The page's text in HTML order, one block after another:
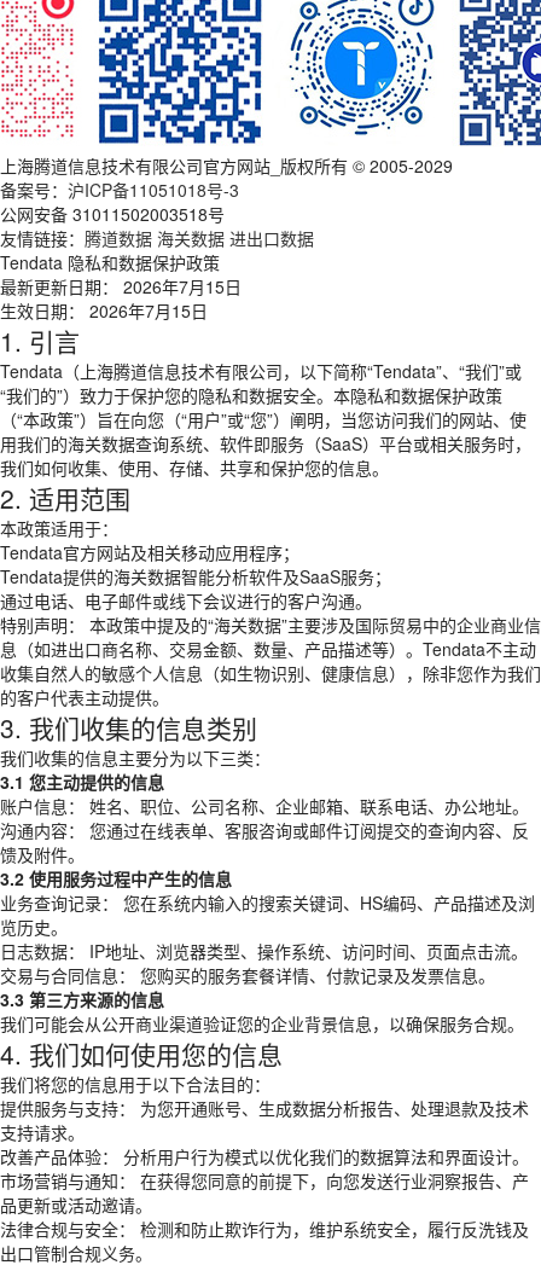
上海腾道信息技术有限公司官方网站_版权所有 © 2005-2029
备案号： 沪ICP备11051018号-3
公网安备 31011502003518号
友情链接： 腾道数据 海关数据 进出口数据
Tendata 隐私和数据保护政策
最新更新日期： 2026年7月15日
生效日期： 2026年7月15日
1. 引言
Tendata（上海腾道信息技术有限公司，以下简称“Tendata”、“我们”或
“我们的”）致力于保护您的隐私和数据安全。本隐私和数据保护政策
（“本政策”）旨在向您（“用户”或“您”）阐明，当您访问我们的网站、使
用我们的海关数据查询系统、软件即服务（SaaS）平台或相关服务时，
我们如何收集、使用、存储、共享和保护您的信息。
2. 适用范围
本政策适用于：
Tendata官方网站及相关移动应用程序；
Tendata提供的海关数据智能分析软件及SaaS服务；
通过电话、电子邮件或线下会议进行的客户沟通。
特别声明： 本政策中提及的“海关数据”主要涉及国际贸易中的企业商业信
息（如进出口商名称、交易金额、数量、产品描述等）。Tendata不主动
收集自然人的敏感个人信息（如生物识别、健康信息），除非您作为我们
的客户代表主动提供。
3. 我们收集的信息类别
我们收集的信息主要分为以下三类：
3.1 您主动提供的信息
账户信息： 姓名、职位、公司名称、企业邮箱、联系电话、办公地址。
沟通内容： 您通过在线表单、客服咨询或邮件订阅提交的查询内容、反
馈及附件。
3.2 使用服务过程中产生的信息
业务查询记录： 您在系统内输入的搜索关键词、HS编码、产品描述及浏
览历史。
日志数据： IP地址、浏览器类型、操作系统、访问时间、页面点击流。
交易与合同信息： 您购买的服务套餐详情、付款记录及发票信息。
3.3 第三方来源的信息
我们可能会从公开商业渠道验证您的企业背景信息，以确保服务合规。
4. 我们如何使用您的信息
我们将您的信息用于以下合法目的：
提供服务与支持： 为您开通账号、生成数据分析报告、处理退款及技术
支持请求。
改善产品体验： 分析用户行为模式以优化我们的数据算法和界面设计。
市场营销与通知： 在获得您同意的前提下，向您发送行业洞察报告、产
品更新或活动邀请。
法律合规与安全： 检测和防止欺诈行为，维护系统安全，履行反洗钱及
出口管制合规义务。